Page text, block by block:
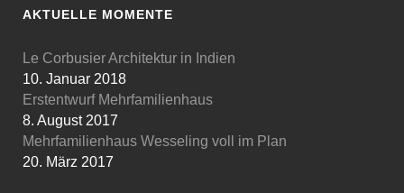
AKTUELLE MOMENTE
Le Corbusier Architektur in Indien
10. Januar 2018
Erstentwurf Mehrfamilienhaus
8. August 2017
Mehrfamilienhaus Wesseling voll im Plan
20. März 2017